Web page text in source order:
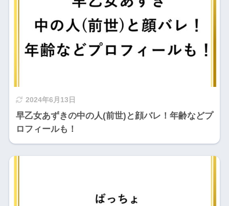
2024年6月13日
早乙女あずきの中の人(前世)と顔バレ！年齢などプ
ロフィールも！